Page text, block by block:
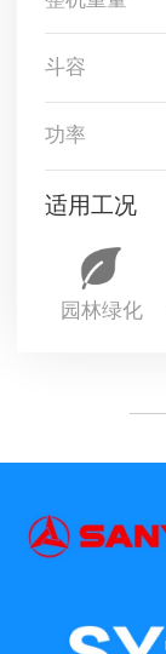
斗容
功率
适用工况
园林绿化